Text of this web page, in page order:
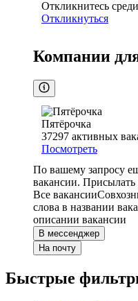
Откликнитесь
Откликнуться
Компании
Пятёрочка
37297 активных
Посмотреть
По вашему запросу
вакансии. Присылать
Все вакансии
слова в названии
описании вакансии
В мессенджер
На почту
Быстрые